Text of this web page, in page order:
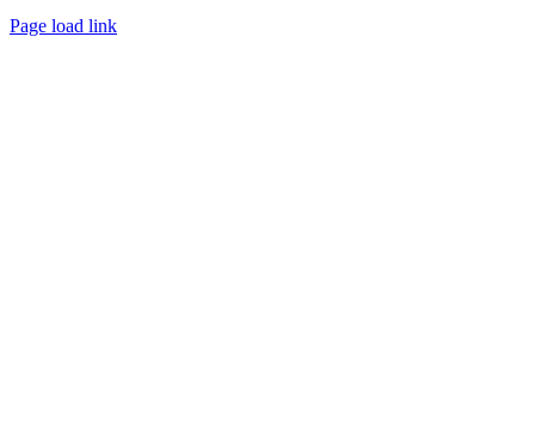
Page load link